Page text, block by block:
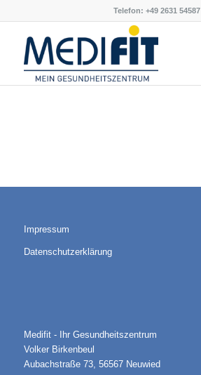
Telefon: +49 2631 54587
Impressum
Datenschutzerklärung
Medifit - Ihr Gesundheitszentrum
Volker Birkenbeul
Aubachstraße 73, 56567 Neuwied